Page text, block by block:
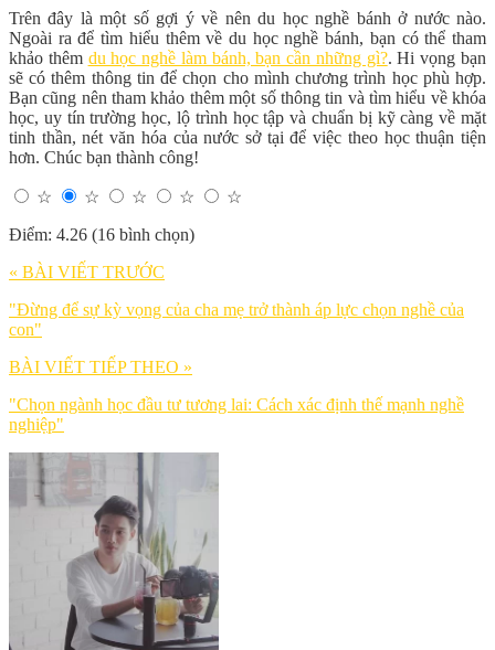
Trên đây là một số gợi ý về nên du học nghề bánh ở nước nào.
Ngoài ra để tìm hiểu thêm về du học nghề bánh, bạn có thể tham
khảo thêm du học nghề làm bánh, bạn cần những gì?. Hi vọng bạn
sẽ có thêm thông tin để chọn cho mình chương trình học phù hợp.
Bạn cũng nên tham khảo thêm một số thông tin và tìm hiểu về khóa
học, uy tín trường học, lộ trình học tập và chuẩn bị kỹ càng về mặt
tinh thần, nét văn hóa của nước sở tại để việc theo học thuận tiện
hơn. Chúc bạn thành công!
☆ ☆ ☆ ☆
☆
Điểm: 4.26 (16 bình chọn)
« BÀI VIẾT TRƯỚC
"Đừng để sự kỳ vọng của cha mẹ trở thành áp lực chọn nghề của
con"
BÀI VIẾT TIẾP THEO »
"Chọn ngành học đầu tư tương lai: Cách xác định thế mạnh nghề
nghiệp"